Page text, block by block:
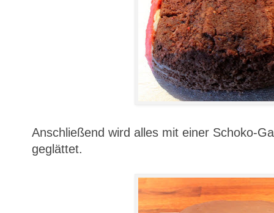
Anschließend wird alles mit einer Schoko-
geglättet.